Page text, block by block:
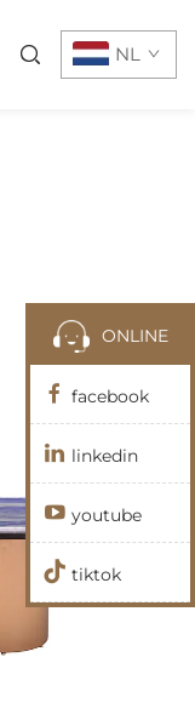
NL
ONLINE
facebook
linkedin
youtube
tiktok